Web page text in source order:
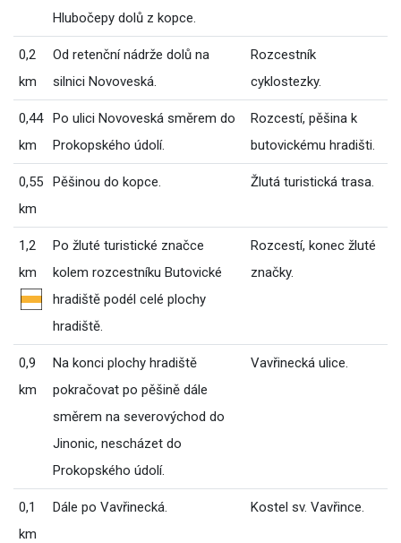
Hlubočepy dolů z kopce.
0,2
km
Od retenční nádrže dolů na
silnici Novoveská.
Rozcestník
cyklostezky.
0,44
km
Po ulici Novoveská směrem do
Prokopského údolí.
Rozcestí, pěšina k
butovickému hradišti.
0,55
km
Pěšinou do kopce. Žlutá turistická trasa.
1,2
km
Po žluté turistické značce
kolem rozcestníku Butovické
hradiště podél celé plochy
hradiště.
Rozcestí, konec žluté
značky.
0,9
km
Na konci plochy hradiště
pokračovat po pěšině dále
směrem na severovýchod do
Jinonic, nescházet do
Prokopského údolí.
Vavřinecká ulice.
0,1
km
Dále po Vavřinecká. Kostel sv. Vavřince.